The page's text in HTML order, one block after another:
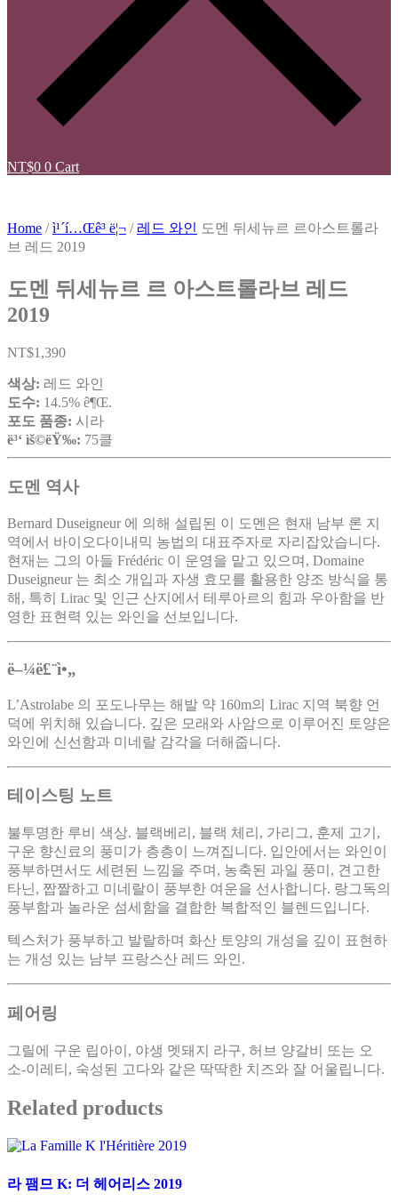
NT$0 0 Cart
Home /ì¹´í…Œê³ ë¦¬ / 레드 와인 도멘 뒤세뉴르 르아스트롤라
브 레드 2019
도멘 뒤세뉴르 르 아스트롤라브 레드
2019
NT$1,390
색상: 레드 와인
도수: 14.5% ê¶Œ.
포도 품종: 시라
ë³‘ ìš©ëŸ‰: 75클
도멘 역사
Bernard Duseigneur 에 의해 설립된 이 도멘은 현재 남부 론 지
역에서 바이오다이내믹 농법의 대표주자로 자리잡았습니다.
현재는 그의 아들 Frédéric 이 운영을 맡고 있으며, Domaine
Duseigneur 는 최소 개입과 자생 효모를 활용한 양조 방식을 통
해, 특히 Lirac 및 인근 산지에서 테루아르의 힘과 우아함을 반
영한 표현력 있는 와인을 선보입니다.
ë–¼ë£¨ì•„
L’Astrolabe 의 포도나무는 해발 약 160m의 Lirac 지역 북향 언
덕에 위치해 있습니다. 깊은 모래와 사암으로 이루어진 토양은
와인에 신선함과 미네랄 감각을 더해줍니다.
테이스팅 노트
불투명한 루비 색상. 블랙베리, 블랙 체리, 가리그, 훈제 고기,
구운 향신료의 풍미가 층층이 느껴집니다. 입안에서는 와인이
풍부하면서도 세련된 느낌을 주며, 농축된 과일 풍미, 견고한
타닌, 짭짤하고 미네랄이 풍부한 여운을 선사합니다. 랑그독의
풍부함과 놀라운 섬세함을 결합한 복합적인 블렌드입니다.
텍스처가 풍부하고 발랄하며 화산 토양의 개성을 깊이 표현하
는 개성 있는 남부 프랑스산 레드 와인.
페어링
그릴에 구운 립아이, 야생 멧돼지 라구, 허브 양갈비 또는 오
소-이레티, 숙성된 고다와 같은 딱딱한 치즈와 잘 어울립니다.
Related products
라 팸므 K: 더 헤어리스 2019